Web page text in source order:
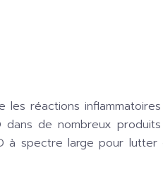
réactions
de nombreux
à spectre large pour